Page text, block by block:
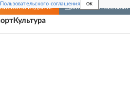
Пользовательского соглашения OK
НА ИЗДАНИЕ ВКЛЮЧИТЬ РАССЫЛКУ
Культура